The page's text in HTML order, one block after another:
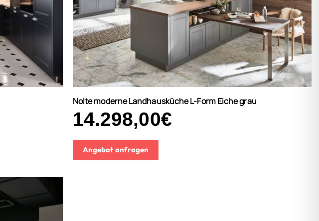
Nolte moderne Landhausküche L-Form Eiche grau
14.298,00€
Angebot anfragen